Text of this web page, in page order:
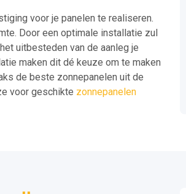
voor je panelen te realiseren.
Door een optimale installatie zul
uitbesteden van de aanleg je
maken dit dé keuze om te maken
de beste zonnepanelen uit de
voor geschikte zonnepanelen